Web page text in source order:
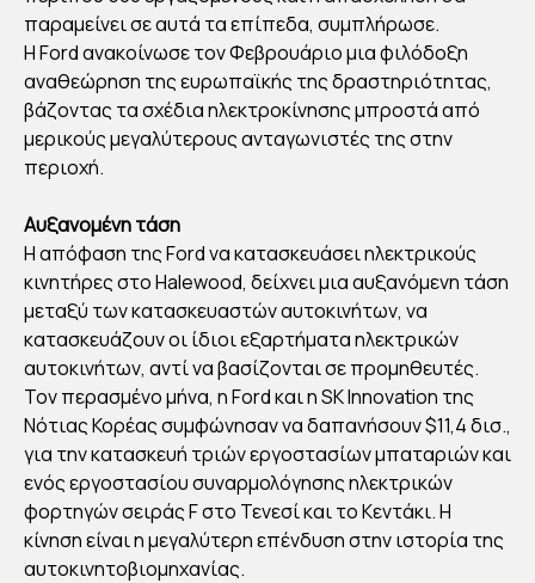
ΕΚ
ΤΡΙ
ΗΜ
ΑΤ
By
Στέλλα
Αυγου
στάκη
Publish
18/10/2
παραμείνει σε αυτά τα επίπεδα, συμπλήρωσε.
Η Ford ανακοίνωσε τον Φεβρουάριο μια φιλόδοξη
αναθεώρηση της ευρωπαϊκής της δραστηριότητας,
βάζοντας τα σχέδια ηλεκτροκίνησης μπροστά από
μερικούς μεγαλύτερους ανταγωνιστές της στην
περιοχή.
Αυξανομένη τάση
Η απόφαση της Ford να κατασκευάσει ηλεκτρικούς
κινητήρες στο Halewood, δείχνει μια αυξανόμενη τάση
μεταξύ των κατασκευαστών αυτοκινήτων, να
κατασκευάζουν οι ίδιοι εξαρτήματα ηλεκτρικών
αυτοκινήτων, αντί να βασίζονται σε προμηθευτές.
Τον περασμένο μήνα, η Ford και η SK Innovation της
Νότιας Κορέας συμφώνησαν να δαπανήσουν $11,4 δισ.,
για την κατασκευή τριών εργοστασίων μπαταριών και
ενός εργοστασίου συναρμολόγησης ηλεκτρικών
φορτηγών σειράς F στο Τενεσί και το Κεντάκι. Η
κίνηση είναι η μεγαλύτερη επένδυση στην ιστορία της
αυτοκινητοβιομηχανίας.